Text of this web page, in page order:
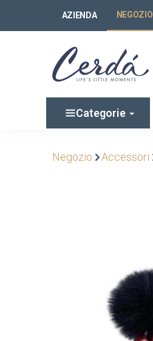
AZIENDA NEGOZIO
Categorie
Negozio Accessori